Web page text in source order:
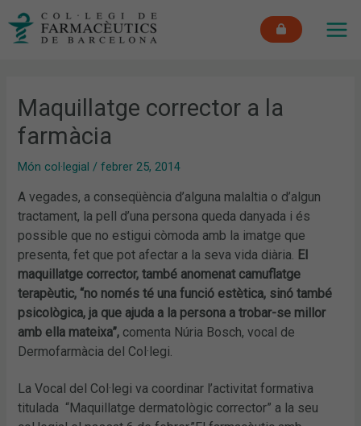
Maquillatge corrector a la
farmàcia
Món col·legial /febrer 25, 2014
A vegades, a conseqüència d’alguna malaltia o d’algun
tractament, la pell d’una persona queda danyada i és
possible que no estigui còmoda amb la imatge que
presenta, fet que pot afectar a la seva vida diària. El
maquillatge corrector, també anomenat camuflatge
terapèutic, “no només té una funció estètica, sinó també
psicològica, ja que ajuda a la persona a trobar-se millor
amb ella mateixa”, comenta Núria Bosch, vocal de
Dermofarmàcia del Col·legi.
La Vocal del Col·legi va coordinar l’activitat formativa
titulada “Maquillatge dermatològic corrector” a la seu